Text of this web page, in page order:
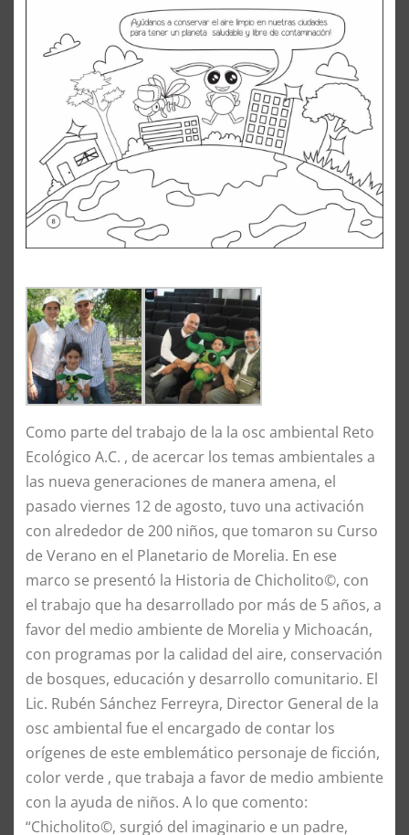
Como parte del trabajo de la la osc ambiental Reto
Ecológico A.C. , de acercar los temas ambientales a
las nueva generaciones de manera amena, el
pasado viernes 12 de agosto, tuvo una activación
con alrededor de 200 niños, que tomaron su Curso
de Verano en el Planetario de Morelia. En ese
marco se presentó la Historia de Chicholito©, con
el trabajo que ha desarrollado por más de 5 años, a
favor del medio ambiente de Morelia y Michoacán,
con programas por la calidad del aire, conservación
de bosques, educación y desarrollo comunitario. El
Lic. Rubén Sánchez Ferreyra, Director General de la
osc ambiental fue el encargado de contar los
orígenes de este emblemático personaje de ficción,
color verde , que trabaja a favor de medio ambiente
con la ayuda de niños. A lo que comento:
“Chicholito©, surgió del imaginario e un padre,